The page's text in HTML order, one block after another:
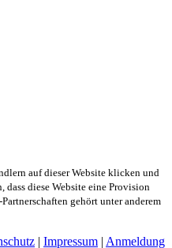
auf dieser Website klicken und
dass diese Website eine Provision
gehört unter anderem
| Impressum | Anmeldung